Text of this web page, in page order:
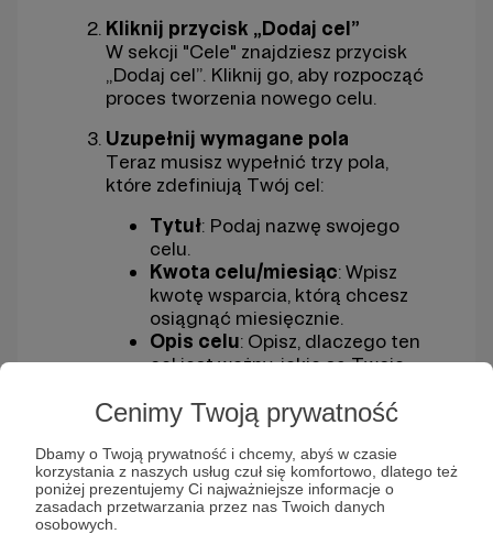
Cenimy Twoją prywatność
Dbamy o Twoją prywatność i chcemy, abyś w czasie
korzystania z naszych usług czuł się komfortowo, dlatego też
poniżej prezentujemy Ci najważniejsze informacje o
zasadach przetwarzania przez nas Twoich danych
osobowych.
Kliknij przycisk „Dodaj cel”
W sekcji "Cele" znajdziesz przycisk
„Dodaj cel”. Kliknij go, aby rozpocząć
proces tworzenia nowego celu.
Uzupełnij wymagane pola
Teraz musisz wypełnić trzy pola,
które zdefiniują Twój cel:
Tytuł: Podaj nazwę swojego
celu.
Kwota celu/miesiąc: Wpisz
kwotę wsparcia, którą chcesz
osiągnąć miesięcznie.
Opis celu: Opisz, dlaczego ten
cel jest ważny, jakie są Twoje
przewidujesz dla Patronów,
którzy pomogą go zrealizować.
Zapisz cel
Po uzupełnieniu wszystkich pól, Twój
cel jest gotowy! Kliknij „Zapisz”, aby